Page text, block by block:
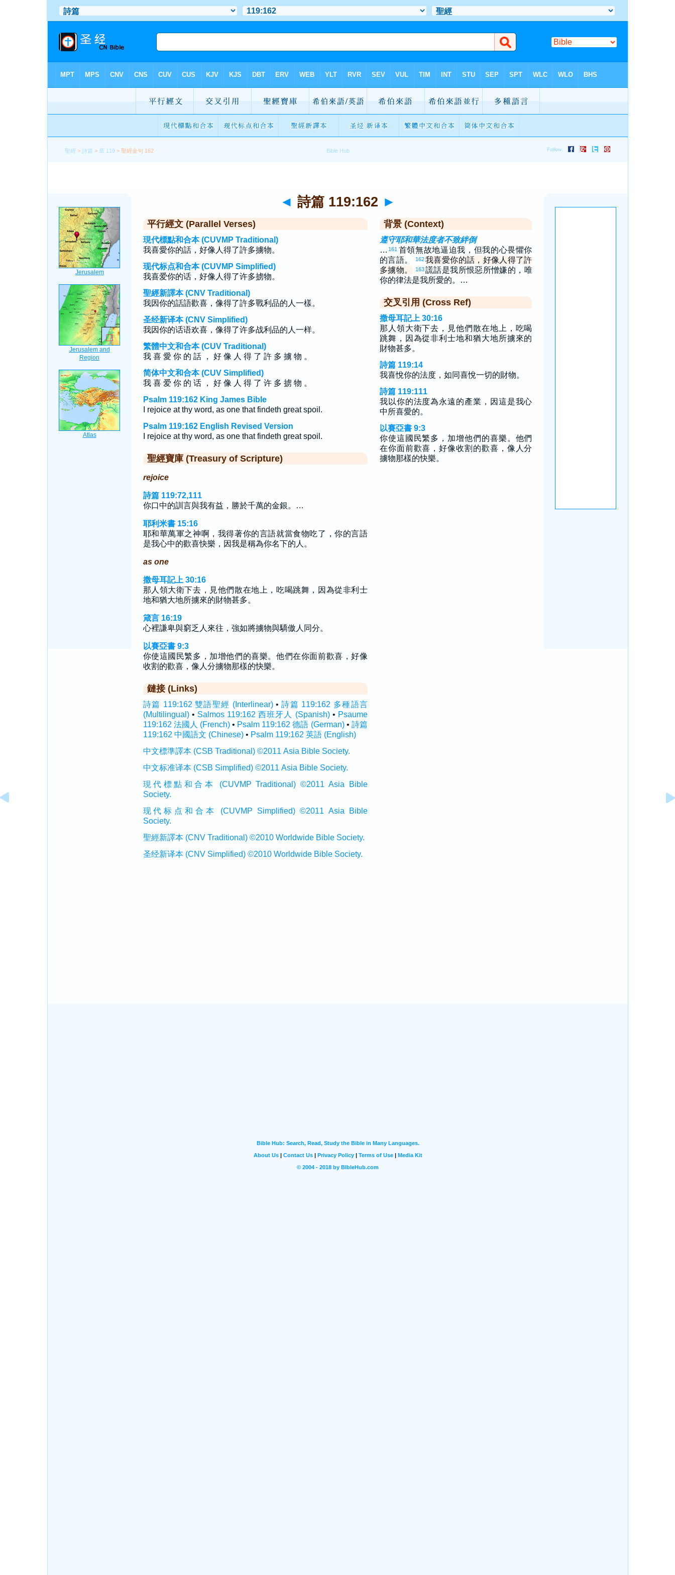
聖經 >詩篇 > 章 119 > 聖經金句 162
◄ 詩篇 119:162 ►
平行經文 (Parallel Verses)
現代標點和合本 (CUVMP Traditional)
我喜愛你的話，好像人得了許多擄物。
现代标点和合本 (CUVMP Simplified)
我喜爱你的话，好像人得了许多掳物。
聖經新譯本 (CNV Traditional)
我因你的話語歡喜，像得了許多戰利品的人一樣。
圣经新译本 (CNV Simplified)
我因你的话语欢喜，像得了许多战利品的人一样。
繁體中文和合本 (CUV Traditional)
我 喜 愛 你 的 話 ， 好 像 人 得 了 許 多 擄 物 。
简体中文和合本 (CUV Simplified)
我 喜 爱 你 的 话 ， 好 像 人 得 了 许 多 掳 物 。
Psalm 119:162 King James Bible
I rejoice at thy word, as one that findeth great spoil.
Psalm 119:162 English Revised Version
I rejoice at thy word, as one that findeth great spoil.
聖經寶庫 (Treasury of Scripture)
rejoice
詩篇 119:72,111
你口中的訓言與我有益，勝於千萬的金銀。…
耶利米書 15:16
耶和華萬軍之神啊，我得著你的言語就當食物吃了，你的言語
是我心中的歡喜快樂，因我是稱為你名下的人。
as one
撒母耳記上 30:16
那人領大衛下去，見他們散在地上，吃喝跳舞，因為從非利士
地和猶大地所擄來的財物甚多。
箴言 16:19
心裡謙卑與窮乏人來往，強如將擄物與驕傲人同分。
以賽亞書 9:3
你使這國民繁多，加增他們的喜樂。他們在你面前歡喜，好像
收割的歡喜，像人分擄物那樣的快樂。
鏈接 (Links)
詩篇 119:162 雙語聖經 (Interlinear)•詩篇 119:162 多種語言
(Multilingual)• Salmos 119:162 西班牙人 (Spanish)• Psaume
119:162 法國人 (French)• Psalm 119:162 德語 (German)• 詩篇
119:162 中國語文 (Chinese)• Psalm 119:162 英語 (English)
中文標準譯本 (CSB Traditional) ©2011 Asia Bible Society.
中文标准译本 (CSB Simplified) ©2011 Asia Bible Society.
現代標點和合本 (CUVMP Traditional) ©2011 Asia Bible
Society.
现代标点和合本 (CUVMP Simplified) ©2011 Asia Bible
Society.
聖經新譯本 (CNV Traditional) ©2010 Worldwide Bible Society.
圣经新译本 (CNV Simplified) ©2010 Worldwide Bible Society.
背景 (Context)
遵守耶和華法度者不致絆倒
… 161 首領無故地逼迫我，但我的心畏懼你
的言語。
162我喜愛你的話，好像人得了許
多擄物。
163謊話是我所恨惡所憎嫌的，唯
你的律法是我所愛的。…
交叉引用 (Cross Ref)
撒母耳記上 30:16
那人領大衛下去，見他們散在地上，吃喝
跳舞，因為從非利士地和猶大地所擄來的
財物甚多。
詩篇 119:14
我喜悅你的法度，如同喜悅一切的財物。
詩篇 119:111
我以你的法度為永遠的產業，因這是我心
中所喜愛的。
以賽亞書 9:3
你使這國民繁多，加增他們的喜樂。他們
在你面前歡喜，好像收割的歡喜，像人分
擄物那樣的快樂。